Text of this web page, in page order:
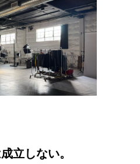
立しない。